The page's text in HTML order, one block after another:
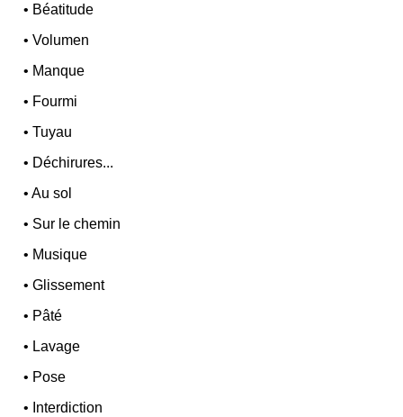
• Béatitude
•Volumen
• Manque
• Fourmi
•Tuyau
• Déchirures...
•Au sol
• Sur le chemin
• Musique
•Glissement
• Pâté
• Lavage
• Pose
• Interdiction